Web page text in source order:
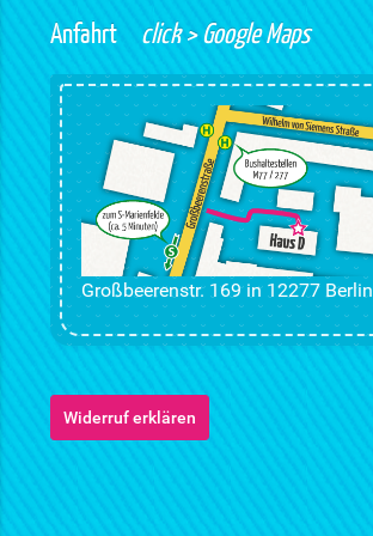
Anfahrt click > Google Maps
Großbeerenstr. 169 in 12277 Berlin
Widerruf erklären